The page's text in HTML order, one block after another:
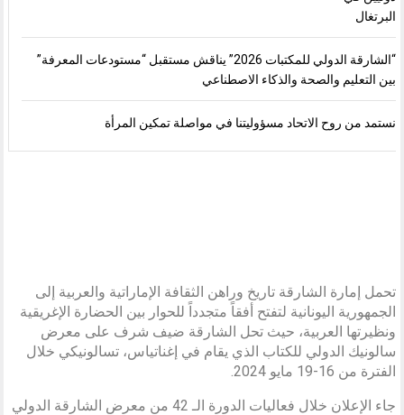
البرتغال
“الشارقة الدولي للمكتبات 2026” يناقش مستقبل “مستودعات المعرفة”
بين التعليم والصحة والذكاء الاصطناعي
نستمد من روح الاتحاد مسؤوليتنا في مواصلة تمكين المرأة
تحمل إمارة الشارقة تاريخ وراهن الثقافة الإماراتية والعربية إلى
الجمهورية اليونانية لتفتح أفقاً متجدداً للحوار بين الحضارة الإغريقية
ونظيرتها العربية، حيث تحل الشارقة ضيف شرف على معرض
سالونيك الدولي للكتاب الذي يقام في إغناتياس، تسالونيكي خلال
الفترة من 16-19 مايو 2024.
جاء الإعلان خلال فعاليات الدورة الـ 42 من معرض الشارقة الدولي